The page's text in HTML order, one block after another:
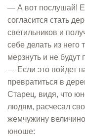
— А вот послушай!
согласится стать
светильников и
себе делать из него
мерзнуть и не будут
— Если это пойдет
превратиться в
Старец, видя, что
людям, расчесал
жемчужину
юноше: